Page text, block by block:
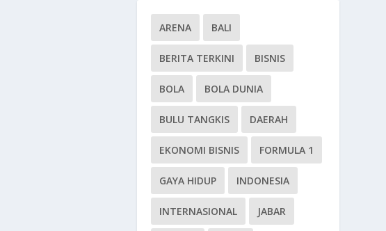
ARENA BALI
BERITA TERKINI BISNIS
BOLA BOLA DUNIA
BULU TANGKIS DAERAH
EKONOMI BISNIS FORMULA 1
GAYA HIDUP INDONESIA
INTERNASIONAL JABAR